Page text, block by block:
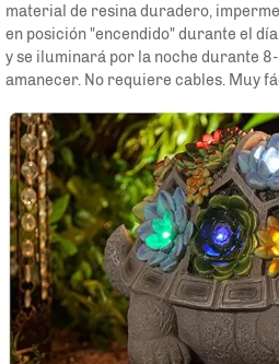
material de resina duradero,
en posición "encendido" durante el
y se iluminará por la noche durante
amanecer. No requiere cables. Muy